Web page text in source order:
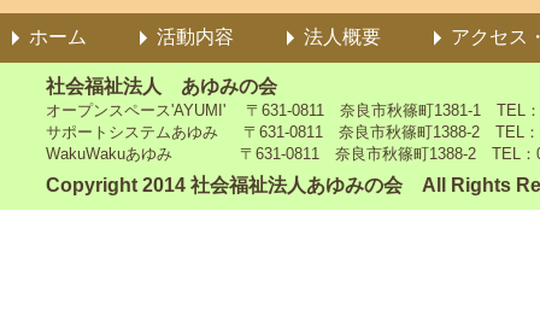
ホーム 活動内容 法人概要 アクセス
社会福祉法人 あゆみの会
オープンスペース'AYUMI' 〒631-0811 奈良市秋篠町1381-1 TEL
サポートシステムあゆみ 〒631-0811 奈良市秋篠町1388-2 TEL：
WakuWakuあゆみ 〒631-0811 奈良市秋篠町1388-2 TEL：
Copyright 2014 社会福祉法人あゆみの会 All Rights